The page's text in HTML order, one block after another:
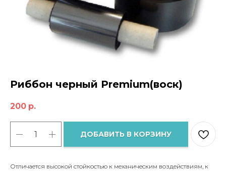
Риббон черный Premium(воск)
200 р.
ДОБАВИТЬ В КОРЗИНУ
Отличается высокой стойкостью к механическим воздействиям, к